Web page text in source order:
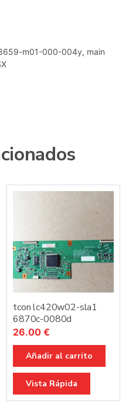
m01-000-004y, main
tcon lc420w02-sla1
6870c-0080d
26.00 €
Añadir al carrito
Vista Rápida